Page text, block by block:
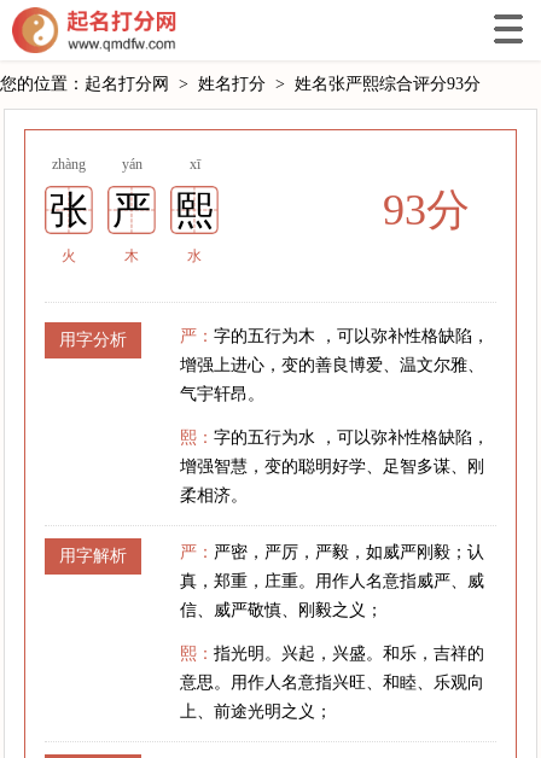
您的位置： 起名打分网 > 姓名打分 > 姓名张严熙综合评分93分
zhàng yán xī
张 严 熙
火 木 水
93分
用字分析 严：字的五行为木 ，可以弥补性格缺陷，
增强上进心，变的善良博爱、温文尔雅、
气宇轩昂。
熙：字的五行为水 ，可以弥补性格缺陷，
增强智慧，变的聪明好学、足智多谋、刚
柔相济。
用字解析 严： 严密，严厉，严毅，如威严刚毅；认
真，郑重，庄重。用作人名意指威严、威
信、威严敬慎、刚毅之义；
熙：指光明。兴起，兴盛。和乐，吉祥的
意思。用作人名意指兴旺、和睦、乐观向
上、前途光明之义；